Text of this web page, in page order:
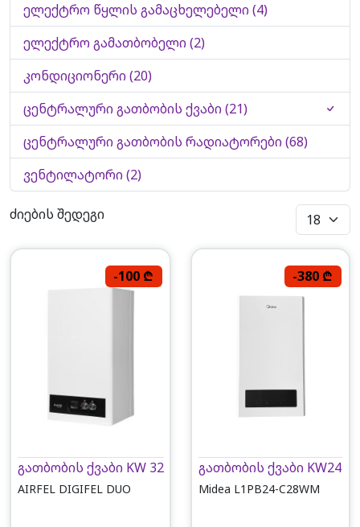
ელექტრო წყლის გამაცხელებელი (4)
ელექტრო გამათბობელი (2)
კონდიციონერი (20)
ცენტრალური გათბობის ქვაბი (21)
ცენტრალური გათბობის რადიატორები (68)
ვენტილატორი (2)
ძიების შედეგი
-100 ₾
გათბობის ქვაბი KW 32
AIRFEL DIGIFEL DUO
-380 ₾
გათბობის ქვაბი KW24
Midea L1PB24-C28WM